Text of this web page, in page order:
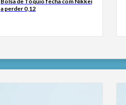
a perder 0,12